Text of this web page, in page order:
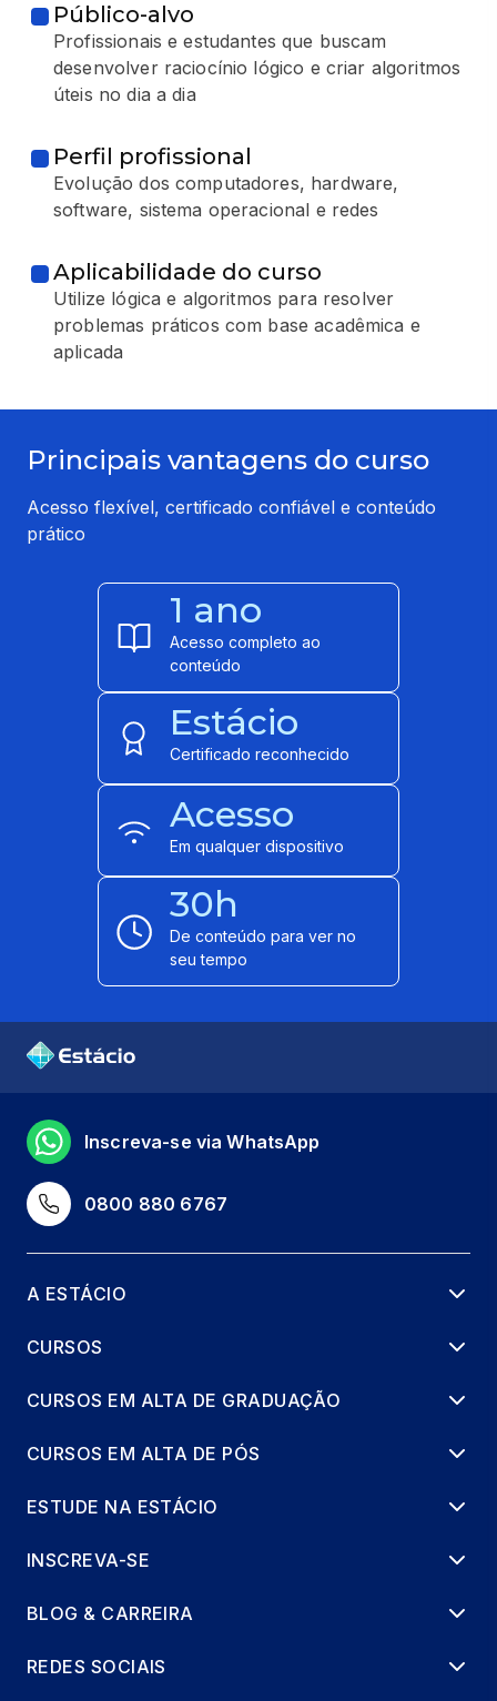
Público-alvo
Profissionais e estudantes que buscam
desenvolver raciocínio lógico e criar algoritmos
úteis no dia a dia
Perfil profissional
Evolução dos computadores, hardware,
software, sistema operacional e redes
Aplicabilidade do curso
Utilize lógica e algoritmos para resolver
problemas práticos com base acadêmica e
aplicada
Principais vantagens do curso
Acesso flexível, certificado confiável e conteúdo
prático
1 ano
Acesso completo ao
conteúdo
Estácio
Certificado reconhecido
Acesso
Em qualquer dispositivo
30h
De conteúdo para ver no
seu tempo
0800 880 6767
Inscreva-se via WhatsApp
A ESTÁCIO
CURSOS
CURSOS EM ALTA DE GRADUAÇÃO
CURSOS EM ALTA DE PÓS
ESTUDE NA ESTÁCIO
INSCREVA-SE
BLOG & CARREIRA
REDES SOCIAIS